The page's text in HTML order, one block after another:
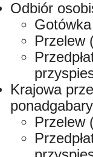
Odbiór
Przelew
Krajowa
Przelew